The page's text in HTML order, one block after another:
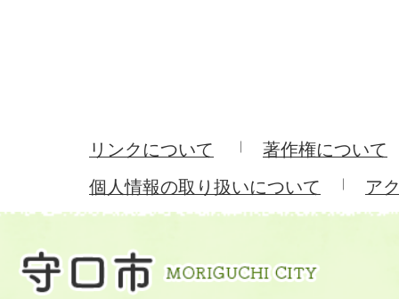
リンクについて
著作権について
個人情報の取り扱いについて
ア